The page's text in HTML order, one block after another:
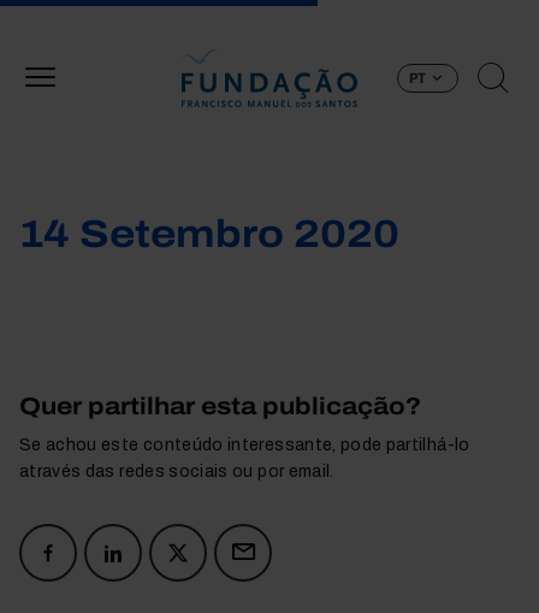
PT
14 Setembro 2020
Quer partilhar esta publicação?
Se achou este conteúdo interessante, pode partilhá-lo
através das redes sociais ou por email.